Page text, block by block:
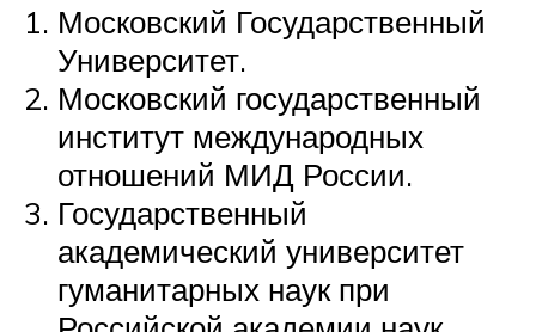
Московский Государственный
Университет.
Московский государственный
институт международных
отношений МИД России.
Государственный
академический университет
гуманитарных наук при